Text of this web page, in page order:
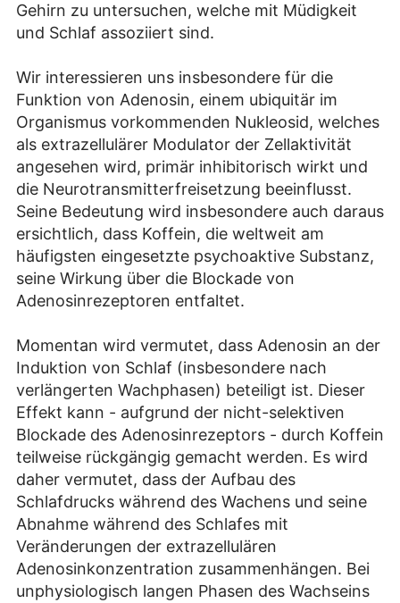
Gehirn zu untersuchen, welche mit Müdigkeit
und Schlaf assoziiert sind.
Wir interessieren uns insbesondere für die
Funktion von Adenosin, einem ubiquitär im
Organismus vorkommenden Nukleosid, welches
als extrazellulärer Modulator der Zellaktivität
angesehen wird, primär inhibitorisch wirkt und
die Neurotransmitterfreisetzung beeinflusst.
Seine Bedeutung wird insbesondere auch daraus
ersichtlich, dass Koffein, die weltweit am
häufigsten eingesetzte psychoaktive Substanz,
seine Wirkung über die Blockade von
Adenosinrezeptoren entfaltet.
Momentan wird vermutet, dass Adenosin an der
Induktion von Schlaf (insbesondere nach
verlängerten Wachphasen) beteiligt ist. Dieser
Effekt kann - aufgrund der nicht-selektiven
Blockade des Adenosinrezeptors - durch Koffein
teilweise rückgängig gemacht werden. Es wird
daher vermutet, dass der Aufbau des
Schlafdrucks während des Wachens und seine
Abnahme während des Schlafes mit
Veränderungen der extrazellulären
Adenosinkonzentration zusammenhängen. Bei
unphysiologisch langen Phasen des Wachseins